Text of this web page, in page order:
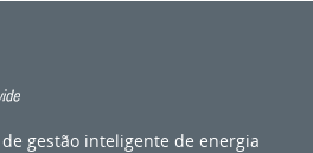
gestão inteligente de energia